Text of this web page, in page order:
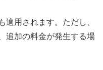
適用されます。ただし、
追加の料金が発生する場